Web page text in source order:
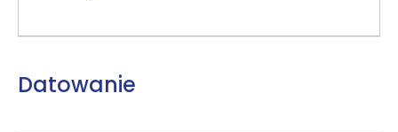
Datowanie